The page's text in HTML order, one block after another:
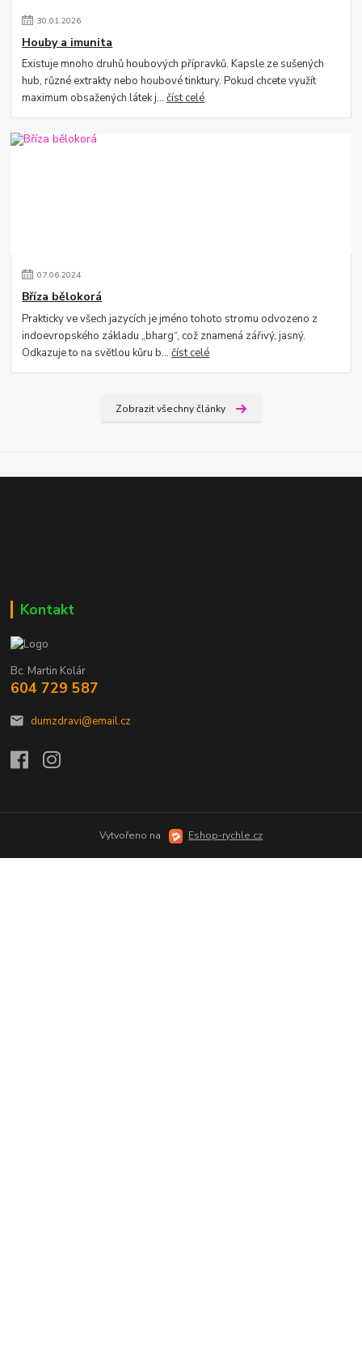
30.01.2026
Houby a imunita
Existuje mnoho druhů houbových přípravků. Kapsle ze sušených
hub, různé extrakty nebo houbové tinktury. Pokud chcete využít
maximum obsažených látek j...číst celé
07.06.2024
Bříza bělokorá
Prakticky ve všech jazycích je jméno tohoto stromu odvozeno z
indoevropského základu „bharg“, což znamená zářivý, jasný.
Odkazuje to na světlou kůru b...číst celé
Zobrazit všechny články
Kontakt
Bc. Martin Kolár
604 729 587
dumzdravi@email.cz
Vytvořeno na Eshop-rychle.cz